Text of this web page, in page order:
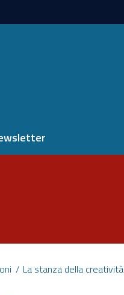
La stanza della creatività